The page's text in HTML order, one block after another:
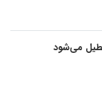
می‌شود